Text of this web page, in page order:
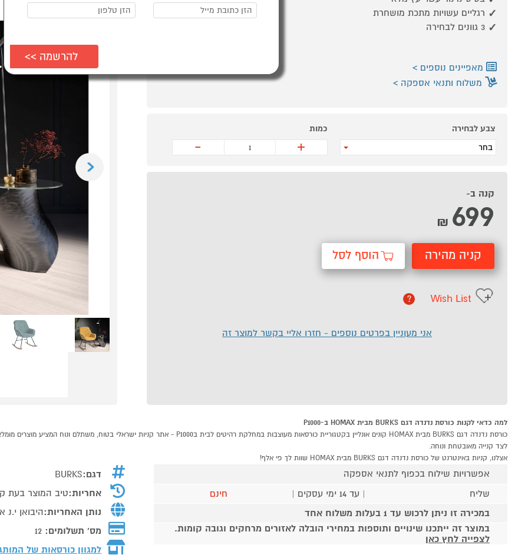
Previous
רגליים עשויות מתכת מושחרת
3 גוונים לבחירה
מאפיינים נוספים
משלוח ותנאי אספקה
צבע לבחירה
בחר
כמות
+
-
קנה ב-
699
₪
קניה מהירה הוסף לסל
Wish List
?
אני מעוניין בפרטים נוספים - חזרו אליי בקשר למוצר זה
למה כדאי לקנות כורסת נדנדה דגם BURKS מבית HOMAX ב-P1000
לצד קנייה מאובטחת ונוחה.
אצלנו, קניות באינטרנט של כורסת נדנדה דגם BURKS מבית HOMAX שוות לך פי אלף!
אפשרויות שילוח בכפוף לתנאי אספקה
שליח
| עד 14 ימי עסקים |
חינם
במכירה זו ניתן לרכוש עד 1 בעלות משלוח אחד
במוצר זה ייתכנו שינויים ותוספות במחירי הובלה לאזורים מרחקים וגובה קומות.
לצפייה לחץ כאן
דגם:BURKS
אחריות:טיב המוצר בעת
נותן האחריות:היבואן י.נ
מס' תשלומים: 12
למגוון כורסאות של